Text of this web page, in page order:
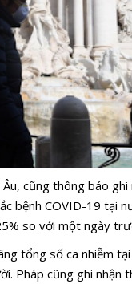
cũng thông báo
bệnh COVID-19 tại
so với một ngày
tổng số ca nhiễm
Pháp cũng ghi nhận